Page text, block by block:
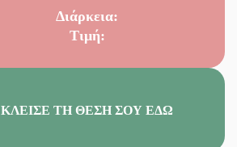
Διάρκεια:
Τιμή:
ΚΛΕΊΣΕ ΤΗ ΘΈΣΗ ΣΟΥ ΕΔΏ